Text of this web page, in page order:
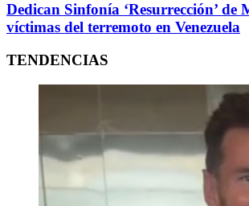
Dedican Sinfonía ‘Resurrección’ de
víctimas del terremoto en Venezuela
TENDENCIAS